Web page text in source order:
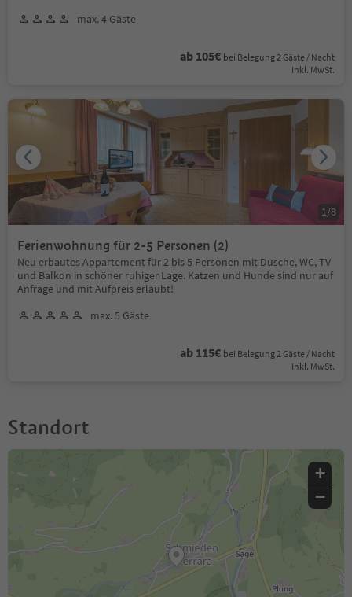
max. 4 Gäste
ab 105€ bei Belegung 2 Gäste / Nacht
Inkl. MwSt.
Ferienwohnung für 2-5 Personen (2)
Neu erbautes Appartement für 2 bis 5 Personen mit Dusche, WC, TV
und Balkon in schöner ruhiger Lage. Katzen und Hunde sind nur auf
Anfrage und mit Aufpreis erlaubt!
max. 5 Gäste
ab 115€ bei Belegung 2 Gäste / Nacht
Inkl. MwSt.
1 /8
Standort
+
−